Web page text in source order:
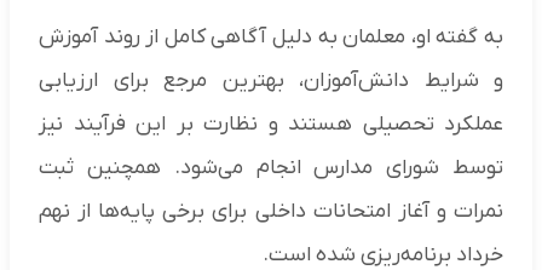
به گفته او، معلمان به دلیل آگاهی کامل از روند آموزش
و شرایط دانش‌آموزان، بهترین مرجع برای ارزیابی
عملکرد تحصیلی هستند و نظارت بر این فرآیند نیز
توسط شورای مدارس انجام می‌شود. همچنین ثبت
نمرات و آغاز امتحانات داخلی برای برخی پایه‌ها از نهم
خرداد برنامه‌ریزی شده است.